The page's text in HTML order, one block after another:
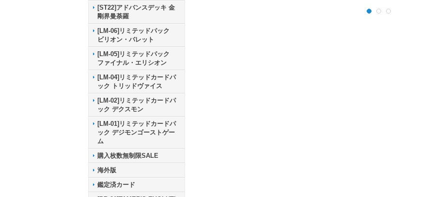
[ST22]アドバンスデッキ 金
剛界曼荼羅
[LM-06]リミテッドパック
ビリオン・バレット
[LM-05]リミテッドパック
ファイナル・エリシオン
[LM-04]リミテッドカードパ
ック トリッドヴァイス
[LM-02]リミテッドカードパ
ック デクスモン
[LM-01]リミテッドカードパ
ック デジモンゴーストゲー
ム
購入枚数無制限SALE
海外版
鑑定済カード